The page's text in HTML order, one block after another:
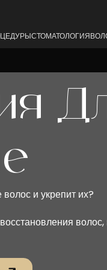
Реконструкция груди
Уменьшение груди
Удаление комков
Увеличение ягодиц
Подтяжка ягодиц
СТОМАТОЛОГИЯ
и укрепит их?
волос,